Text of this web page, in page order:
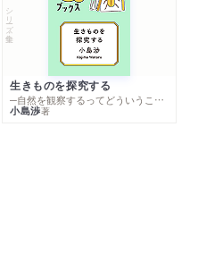
シリーズ・全集
生きものを探究する
─自然を観察するってどういうこと？
小島渉著